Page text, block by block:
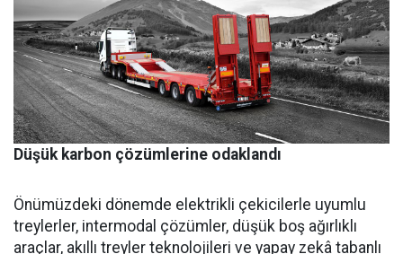
Düşük karbon çözümlerine odaklandı
Önümüzdeki dönemde elektrikli çekicilerle uyumlu
treylerler, intermodal çözümler, düşük boş ağırlıklı
araçlar, akıllı treyler teknolojileri ve yapay zekâ tabanlı